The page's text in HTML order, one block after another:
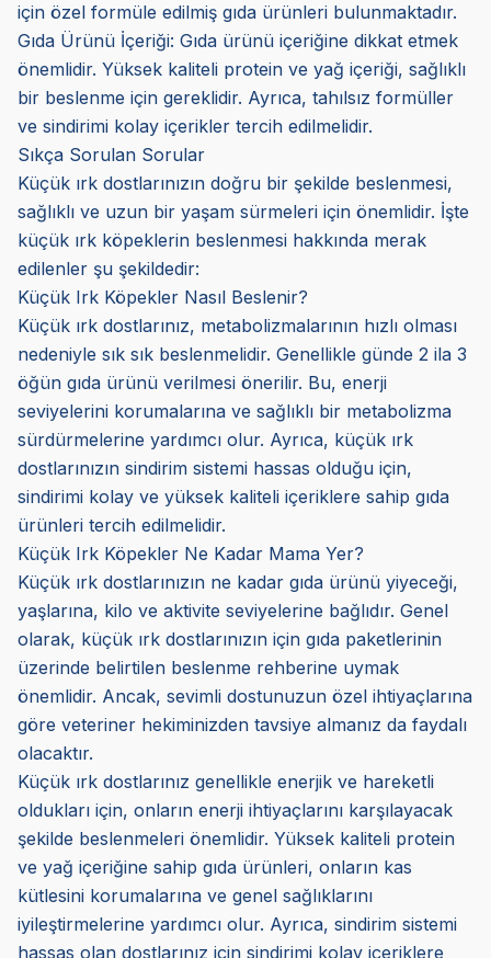
için özel formüle edilmiş gıda ürünleri bulunmaktadır.
Gıda Ürünü İçeriği: Gıda ürünü içeriğine dikkat etmek
önemlidir. Yüksek kaliteli protein ve yağ içeriği, sağlıklı
bir beslenme için gereklidir. Ayrıca, tahılsız formüller
ve sindirimi kolay içerikler tercih edilmelidir.
Sıkça Sorulan Sorular
Küçük ırk dostlarınızın doğru bir şekilde beslenmesi,
sağlıklı ve uzun bir yaşam sürmeleri için önemlidir. İşte
küçük ırk köpeklerin beslenmesi hakkında merak
edilenler şu şekildedir:
Küçük Irk Köpekler Nasıl Beslenir?
Küçük ırk dostlarınız, metabolizmalarının hızlı olması
nedeniyle sık sık beslenmelidir. Genellikle günde 2 ila 3
öğün gıda ürünü verilmesi önerilir. Bu, enerji
seviyelerini korumalarına ve sağlıklı bir metabolizma
sürdürmelerine yardımcı olur. Ayrıca, küçük ırk
dostlarınızın sindirim sistemi hassas olduğu için,
sindirimi kolay ve yüksek kaliteli içeriklere sahip gıda
ürünleri tercih edilmelidir.
Küçük Irk Köpekler Ne Kadar Mama Yer?
Küçük ırk dostlarınızın ne kadar gıda ürünü yiyeceği,
yaşlarına, kilo ve aktivite seviyelerine bağlıdır. Genel
olarak, küçük ırk dostlarınızın için gıda paketlerinin
üzerinde belirtilen beslenme rehberine uymak
önemlidir. Ancak, sevimli dostunuzun özel ihtiyaçlarına
göre veteriner hekiminizden tavsiye almanız da faydalı
olacaktır.
Küçük ırk dostlarınız genellikle enerjik ve hareketli
oldukları için, onların enerji ihtiyaçlarını karşılayacak
şekilde beslenmeleri önemlidir. Yüksek kaliteli protein
ve yağ içeriğine sahip gıda ürünleri, onların kas
kütlesini korumalarına ve genel sağlıklarını
iyileştirmelerine yardımcı olur. Ayrıca, sindirim sistemi
hassas olan dostlarınız için sindirimi kolay içeriklere